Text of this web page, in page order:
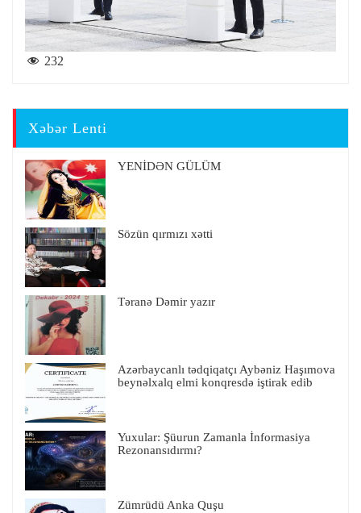
232
Xəbər Lenti
YENİDƏN GÜLÜM
Sözün qırmızı xətti
Təranə Dəmir yazır
Azərbaycanlı tədqiqatçı Aybəniz Haşımova
beynəlxalq elmi konqresdə iştirak edib
Yuxular: Şüurun Zamanla İnformasiya
Rezonansıdırmı?
Zümrüdü Anka Quşu